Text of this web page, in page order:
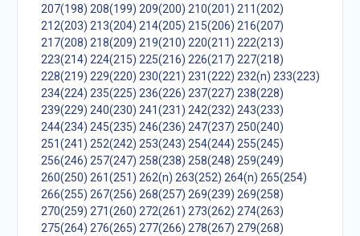
207(198) 208(199) 209(200) 210(201) 211(202)
212(203) 213(204) 214(205) 215(206) 216(207)
217(208) 218(209) 219(210) 220(211) 222(213)
223(214) 224(215) 225(216) 226(217) 227(218)
228(219) 229(220) 230(221) 231(222) 232(n) 233(223)
234(224) 235(225) 236(226) 237(227) 238(228)
239(229) 240(230) 241(231) 242(232) 243(233)
244(234) 245(235) 246(236) 247(237) 250(240)
251(241) 252(242) 253(243) 254(244) 255(245)
256(246) 257(247) 258(238) 258(248) 259(249)
260(250) 261(251) 262(n) 263(252) 264(n) 265(254)
266(255) 267(256) 268(257) 269(239) 269(258)
270(259) 271(260) 272(261) 273(262) 274(263)
275(264) 276(265) 277(266) 278(267) 279(268)